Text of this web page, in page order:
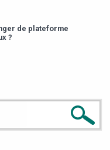
de plateforme
?